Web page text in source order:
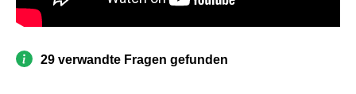
29 verwandte Fragen gefunden